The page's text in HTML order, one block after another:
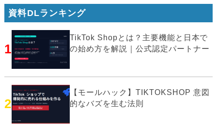
資料DLランキング
1
TikTok Shopとは？主要機能と日本で
の始め方を解説｜公式認定パートナー
2
【モールハック】TIKTOKSHOP 意図
的なバズを生む法則